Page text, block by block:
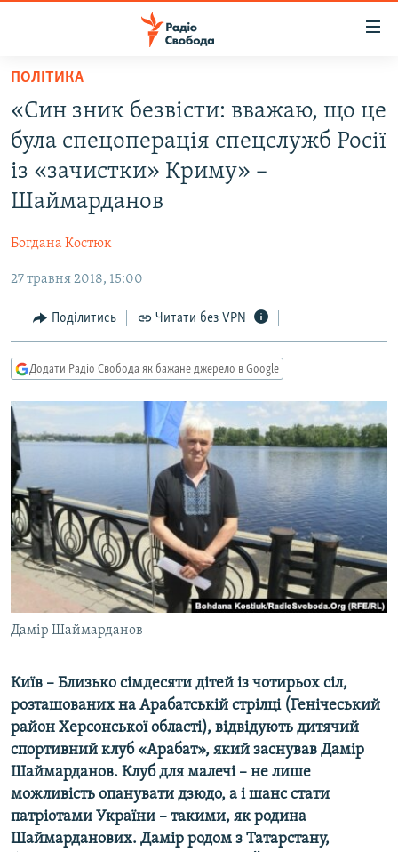
Перейти
основного
матеріалу
Перейти
до
основної
Перейти
до
РАДІО СВОБОДА – 70 РОКІВ
ВСЕ ЗА ДОБУ
СТАТТІ
ПОЛІТИКА
КУЛЬТУРА
СПОРТ
СВІТ
ВІЙНА
ДОНБАС.РЕАЛІЇ
КРИМ.РЕАЛІЇ
ТИ ЯК?
КИТАЙ.ВИКЛИКИ
ФОТО
СПЕЦПРОЄКТИ
ПОДКАСТИ
КРИМ РЕАЛІЇ
РУС
УКР
Усі сайти RFE/RL
ПОЛІТИКА
«Син зник безвісти: вважаю, що це
була спецоперація спецслужб Росії
із «зачистки» Криму» –
Шаймарданов
Богдана Костюк
27 травня 2018, 15:00
Поділитись Читати без VPN
Додати Радіо Свобода як бажане джерело в Google
Дамір Шаймарданов
Київ – Близько сімдесяти дітей із чотирьох сіл,
розташованих на Арабатській стрілці (Генічеський
район Херсонської області), відвідують дитячий
спортивний клуб «Арабат», який заснував Дамір
Шаймарданов. Клуб для малечі – не лише
можливість опанувати дзюдо, а і шанс стати
патріотами України – такими, як родина
Шаймарданових. Дамір родом з Татарстану,